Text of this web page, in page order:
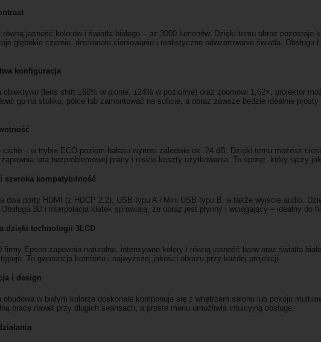
równą jasność kolorów i światła białego – aż 3000 lumenów. Dzięki temu obraz
głębokie czernie, doskonałe cieniowanie i realistyczne odwzorowanie światła.
konfiguracja
obiektywu (lens shift ±60% w pionie, ±24% w poziomie) oraz zoomowi 1,62×, projektor
go na stoliku, półce lub zamontować na suficie, a obraz zawsze będzie idealnie
cicho – w trybie ECO poziom hałasu wynosi zaledwie ok. 24 dB. Dzięki temu możesz
lata bezproblemowej pracy i niskie koszty użytkowania. To sprzęt, który łączy
szeroka kompatybilność
dwa porty HDMI (z HDCP 2.2), USB typu A i Mini USB typu B, a także wyjście audio.
3D i interpolacja klatek sprawiają, że obraz jest płynny i wciągający – idealny do
dzięki technologii 3LCD
firmy Epson zapewnia naturalne, intensywne kolory i równą jasność barw oraz światła
To gwarancja komfortu i najwyższej jakości obrazu przy każdej projekcji.
i design
obudowa w białym kolorze doskonale komponuje się z wnętrzem salonu lub pokoju
pracę nawet przy długich seansach, a proste menu umożliwia intuicyjną obsługę.